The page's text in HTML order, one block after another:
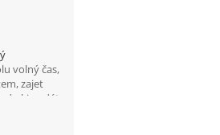
volný čas,
zajet
do kina dát
56